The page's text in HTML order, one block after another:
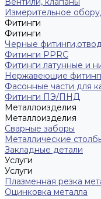
Измерительное
Фитинги
Фитинги
Черные
Фитинги PPRC
Фитинги латунные и
Нержавеющие
Фасонные части для
Фитинги ПЭ/ПНД
Металлоизделия
Металлоизделия
Сварные заборы
Металлические
Закладные детали
Услуги
Услуги
Плазменная резка
Оцинковка металла